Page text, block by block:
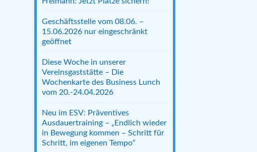
Geschäftsstelle vom 08.06. –
15.06.2026 nur eingeschränkt
geöffnet
Diese Woche in unserer
Vereinsgaststätte – Die
Wochenkarte des Business Lunch
vom 20.-24.04.2026
Neu im ESV: Präventives
Ausdauertraining – „Endlich wieder
in Bewegung kommen – Schritt für
Schritt, im eigenen Tempo“